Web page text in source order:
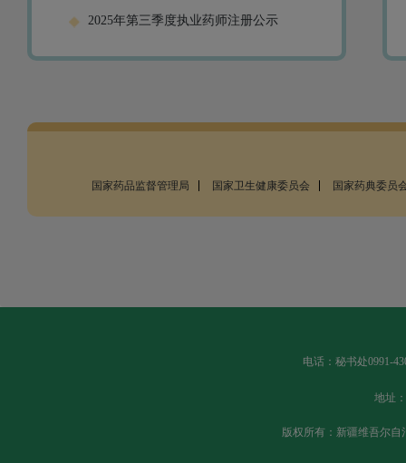
2025年第三季度执业药师注册公示
国家药品监督管理局 国家卫生健康委员会 国家药典委员
电话：秘书处0991-
地址
版权所有：新疆维吾